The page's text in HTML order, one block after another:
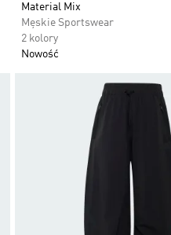
Material Mix
Męskie Sportswear
2 kolory
Nowość
Dodaj do listy życzeń